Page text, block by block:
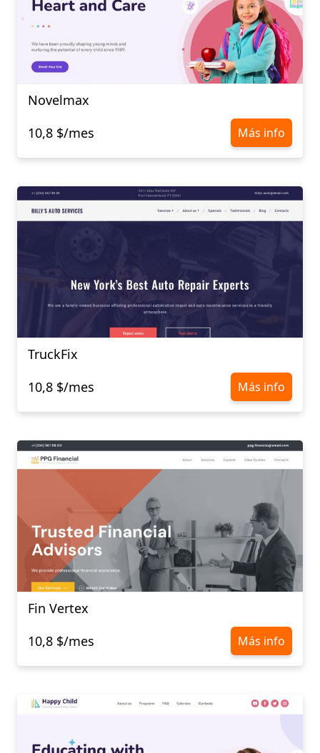
Novelmax
10,8 $/mes
Más info
TruckFix
10,8 $/mes
Más info
Fin Vertex
10,8 $/mes
Más info